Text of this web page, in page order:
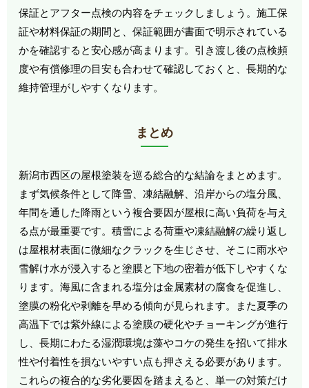
保証とアフター点検の内容をチェックしましょう。施工保
証や材料保証の期間と、保証範囲が書面で明示されている
かを確認すると安心感が高まります。引き渡し後の点検頻
度や有償修理の目安も合わせて確認しておくと、長期的な
維持管理がしやすくなります。
まとめ
新潟市西区の屋根塗装を巡る総合的な結論をまとめます。
まず気候条件として降雪、凍結融解、沿岸からの塩分風、
年間を通した降雨という複合要因が屋根に高い負荷を与え
る点が最重要です。積雪による荷重や凍結融解の繰り返し
は屋根材表面に微細なクラックを生じさせ、そこに雨水や
雪解け水が浸入すると塗膜と下地の密着が低下しやすくな
ります。海風に含まれる塩分は金属素材の腐食を促進し、
塗膜の粉化や剥離を早める傾向が見られます。また夏季の
高温下では紫外線による塗膜の硬化やチョーキングが進行
し、長期にわたる湿潤環境は藻やコケの発生を招いて排水
性や付着性を損ないやすい点も押さえる必要があります。
これらの複合的な劣化要因を踏まえると、単一の対策だけ